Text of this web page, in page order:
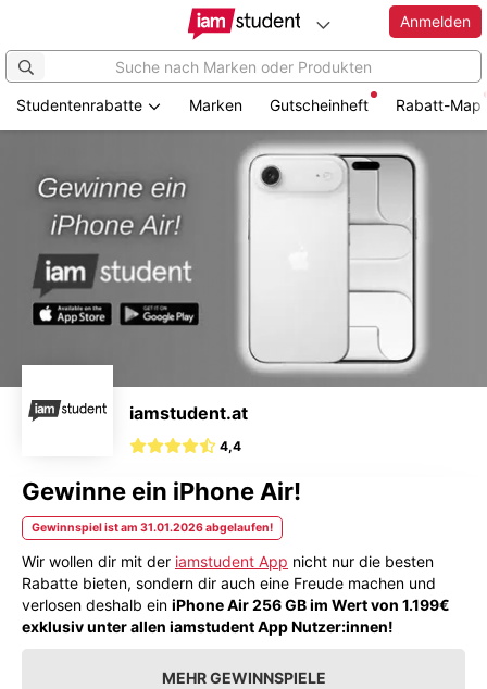
springen
Anmelden
Studentenrabatte Marken Gutscheinheft Rabatt-Map
iamstudent.at
4,4
Gewinne ein iPhone Air!
Gewinnspiel ist am 31.01.2026 abgelaufen!
Wir wollen dir mit der iamstudent App nicht nur die besten
Rabatte bieten, sondern dir auch eine Freude machen und
verlosen deshalb ein iPhone Air 256 GB im Wert von 1.199€
exklusiv unter allen iamstudent App Nutzer:innen!
MEHR GEWINNSPIELE